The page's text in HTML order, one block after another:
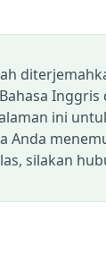
Inggris
ini
Anda
silakan